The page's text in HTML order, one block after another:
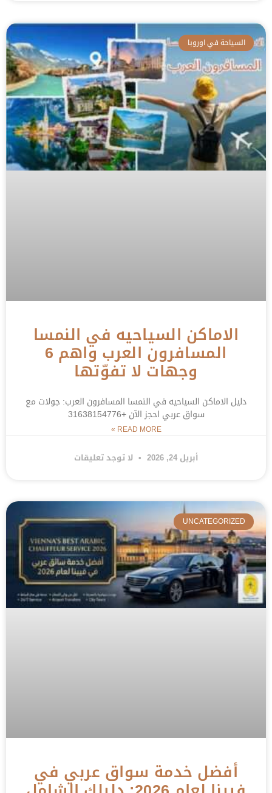
السياحة في اوروبا
الاماكن السياحيه في النمسا
المسافرون العرب واهم 6
وجهات لا تفوّتها
دليل الاماكن السياحيه في النمسا المسافرون العرب: جولات مع
سواق عربي احجز الآن +31638154776
READ MORE »
أبريل 24, 2026 لا توجد تعليقات
UNCATEGORIZED
أفضل خدمة سواق عربي في